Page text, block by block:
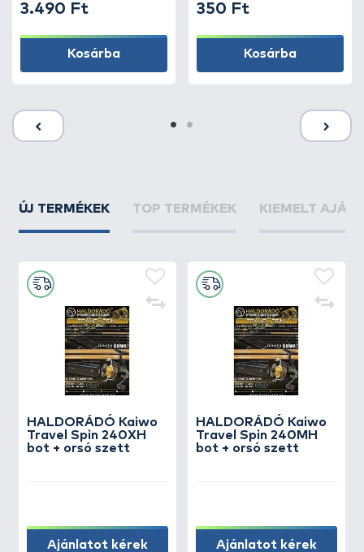
3.490 Ft
Kosárba
350 Ft
Kosárba
ÚJ TERMÉKEK TOP TERMÉKEK KIEMELT
HALDORÁDÓ Kaiwo
Travel Spin 240XH
bot + orsó szett
Ajánlatot kérek
HALDORÁDÓ Kaiwo
Travel Spin 240MH
bot + orsó szett
Ajánlatot kérek